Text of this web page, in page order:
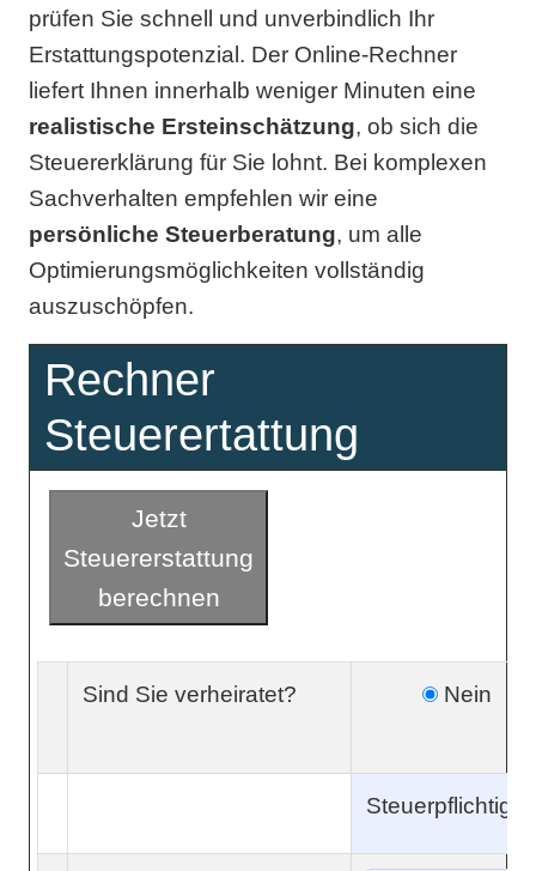
prüfen Sie schnell und unverbindlich Ihr
Erstattungspotenzial. Der Online-Rechner
liefert Ihnen innerhalb weniger Minuten eine
realistische Ersteinschätzung, ob sich die
Steuererklärung für Sie lohnt. Bei komplexen
Sachverhalten empfehlen wir eine
persönliche Steuerberatung, um alle
Optimierungsmöglichkeiten vollständig
auszuschöpfen.
Rechner
Steuerertattung
Jetzt
Steuererstattung
berechnen
Sind Sie verheiratet? Nein